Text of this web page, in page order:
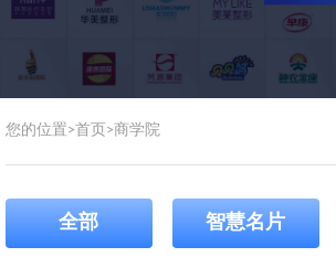
您的位置>首页 >商学院
全部 智慧名片